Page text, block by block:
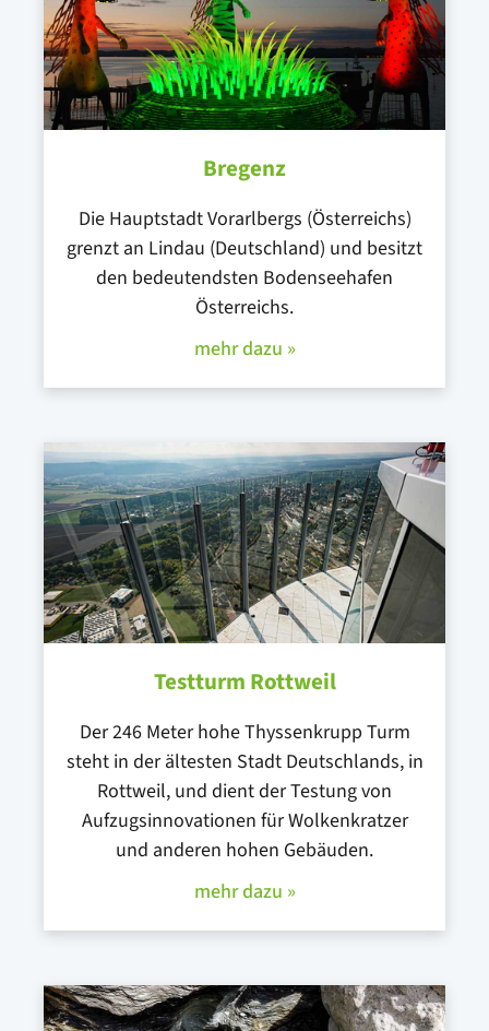
Bregenz
Die Hauptstadt Vorarlbergs (Österreichs)
grenzt an Lindau (Deutschland) und besitzt
den bedeutendsten Bodenseehafen
Österreichs.
mehr dazu »
Testturm Rottweil
Der 246 Meter hohe Thyssenkrupp Turm
steht in der ältesten Stadt Deutschlands, in
Rottweil, und dient der Testung von
Aufzugsinnovationen für Wolkenkratzer
und anderen hohen Gebäuden.
mehr dazu »